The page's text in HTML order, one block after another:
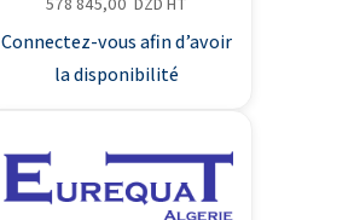
Connectez-vous afin d’avoir
la disponibilité